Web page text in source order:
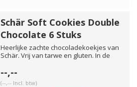
Schär Soft Cookies Double
Chocolate 6 Stuks
Heerlijke zachte chocoladekoekjes van
Schär. Vrij van tarwe en gluten. In de
--,--
(--,-- Incl. btw)